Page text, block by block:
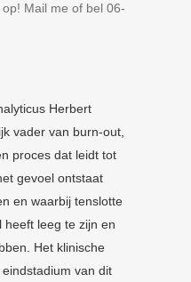
Mail me of bel 06-
Herbert
vader van burn-out,
proces dat leidt tot
gevoel ontstaat
en waarbij tenslotte
leeg te zijn en
Het klinische
van dit